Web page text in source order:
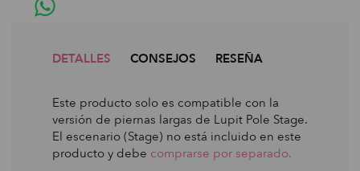
DETALLES CONSEJOS RESEÑA
Este producto solo es compatible con la
versión de piernas largas de Lupit Pole Stage.
El escenario (Stage) no está incluido en este
producto y debe comprarse por separado.